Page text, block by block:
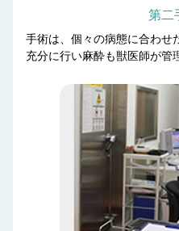
第二
手術は、個々の病態に合わせ
充分に行い麻酔も獣医師が管